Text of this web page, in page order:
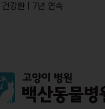
건강환 | 7년 연속